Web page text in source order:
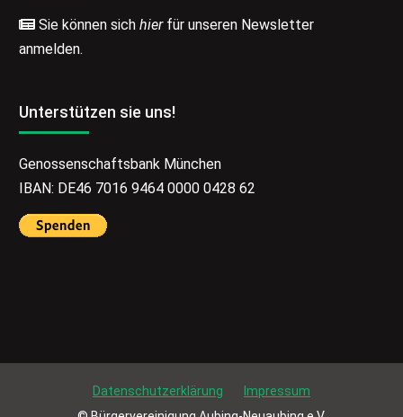
Sie können sichhier für unseren Newsletter
anmelden.
Unterstützen sie uns!
Genossenschaftsbank München
IBAN: DE46 7016 9464 0000 0428 62
Datenschutzerklärung
Impressum